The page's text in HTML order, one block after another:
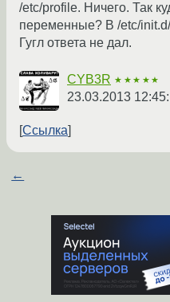
/etc/profile. Ничего. Так
переменные? В /etc/
Гугл ответа не дал.
CYB3R ★★★★★
23.03.2013
Ссылка
←